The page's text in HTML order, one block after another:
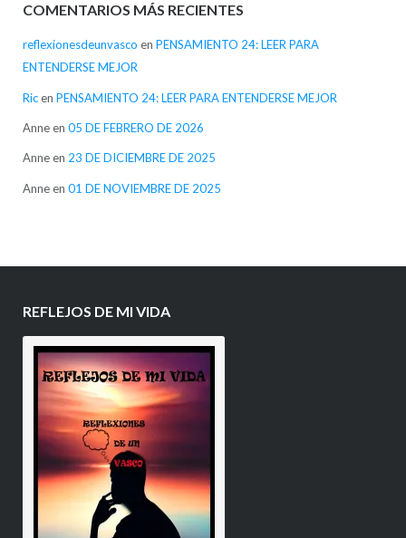
COMENTARIOS MÁS RECIENTES
reflexionesdeunvasco en PENSAMIENTO 24: LEER PARA
ENTENDERSE MEJOR
Ricen PENSAMIENTO 24: LEER PARA ENTENDERSE MEJOR
Anneen 05 DE FEBRERO DE 2026
Anneen 23 DE DICIEMBRE DE 2025
Anneen 01 DE NOVIEMBRE DE 2025
REFLEJOS DE MI VIDA